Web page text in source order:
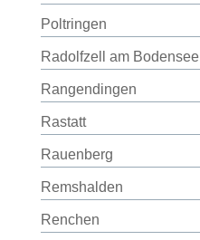
Poltringen
Radolfzell am Bodensee
Rangendingen
Rastatt
Rauenberg
Remshalden
Renchen